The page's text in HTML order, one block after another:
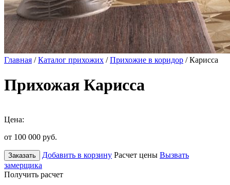
Главная /Каталог прихожих /Прихожие в коридор / Карисса
Прихожая Карисса
Цена:
от 100 000 руб.
Заказать Добавить в корзину Расчет цены Вызвать
замерщика
Получить расчет